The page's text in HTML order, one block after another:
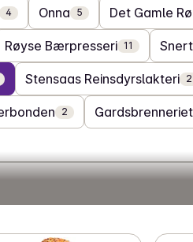
4 Onna 5 Det Gamle
Røyse Bærpresseri 11
Stensaas Reinsdyrslakteri 2
2 Gardsbrenneriet